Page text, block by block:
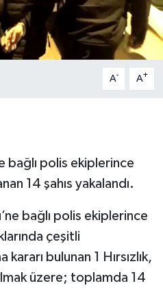
A- A+
bağlı polis ekiplerince
14 şahıs yakalandı.
bağlı polis ekiplerince
çeşitli
bulunan 1 Hırsızlık,
olmak üzere; toplamda 14